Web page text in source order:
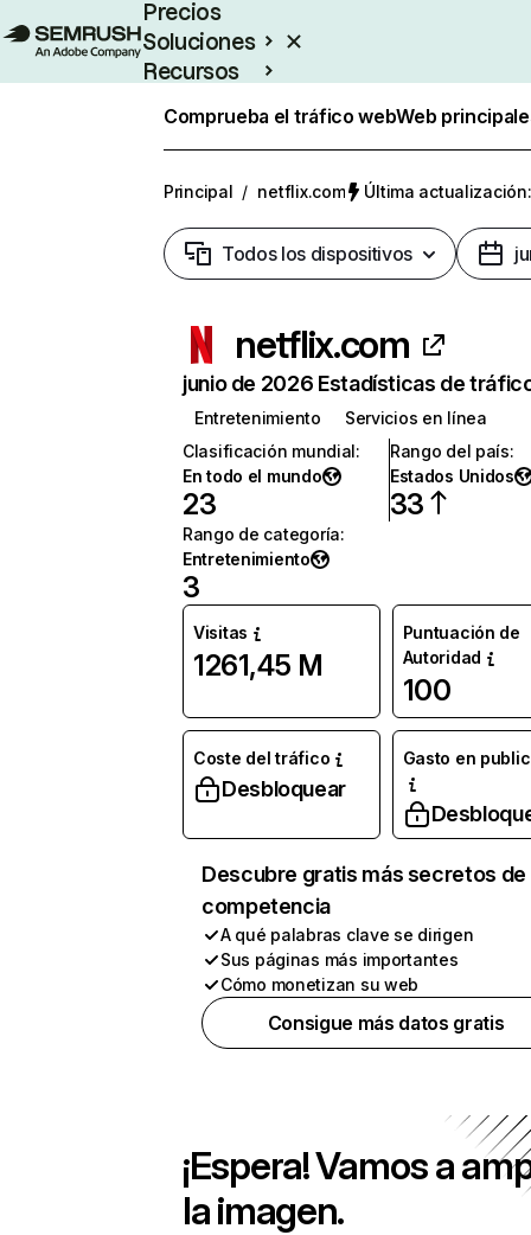
Precios
Soluciones
Recursos
Comprueba el tráfico webWeb
Principal / netflix.com Última
Todos los dispositivos
netflix.com
junio de 2026 Estadísticas de
Entretenimiento
Servicios en línea
Clasificación mundial:
En todo el mundo
23
Rango del país:
Estados Unidos
33
Rango de categoría:
Entretenimiento
3
Visitas
1261,45 M
Puntuación de
Autoridad
100
Coste del tráfico
Desbloquear
Gasto en
Descubre gratis más secretos de
competencia
A qué palabras clave se dirigen
Sus páginas más importantes
Cómo monetizan su web
Consigue más datos gratis
¡Espera! Vamos a
la imagen.